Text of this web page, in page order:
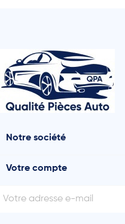
Notre société
Votre compte